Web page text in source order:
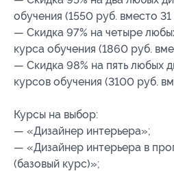
обучения (1550 руб. вместо
— Скидка 97% на четыре
курса обучения (1860 руб.
— Скидка 98% на пять любых
курсов обучения (3100 руб.
Курсы на выбор:
— «Дизайнер интерьера»;
— «Дизайнер интерьера в
(базовый курс)»;